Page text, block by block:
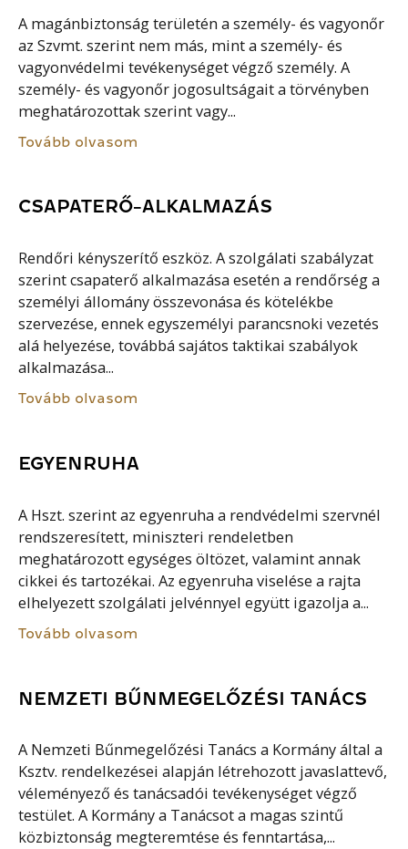
A magánbiztonság területén a személy- és vagyonőr
az Szvmt. szerint nem más, mint a személy- és
vagyonvédelmi tevékenységet végző személy. A
személy- és vagyonőr jogosultságait a törvényben
meghatározottak szerint vagy...
Tovább olvasom
CSAPATERŐ-ALKALMAZÁS
Rendőri kényszerítő eszköz. A szolgálati szabályzat
szerint csapaterő alkalmazása esetén a rendőrség a
személyi állomány összevonása és kötelékbe
szervezése, ennek egyszemélyi parancsnoki vezetés
alá helyezése, továbbá sajátos taktikai szabályok
alkalmazása...
Tovább olvasom
EGYENRUHA
A Hszt. szerint az egyenruha a rendvédelmi szervnél
rendszeresített, miniszteri rendeletben
meghatározott egységes öltözet, valamint annak
cikkei és tartozékai. Az egyenruha viselése a rajta
elhelyezett szolgálati jelvénnyel együtt igazolja a...
Tovább olvasom
NEMZETI BŰNMEGELŐZÉSI TANÁCS
A Nemzeti Bűnmegelőzési Tanács a Kormány által a
Ksztv. rendelkezései alapján létrehozott javaslattevő,
véleményező és tanácsadói tevékenységet végző
testület. A Kormány a Tanácsot a magas szintű
közbiztonság megteremtése és fenntartása,...